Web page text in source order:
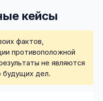
кейсы
фактов,
противоположной
не являются
будущих дел.